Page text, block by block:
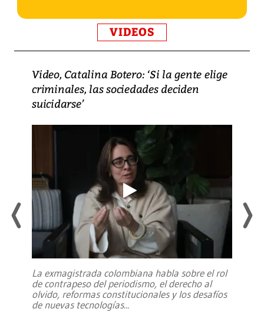
VIDEOS
Video, Catalina Botero: ‘Si la gente elige
criminales, las sociedades deciden
suicidarse’
La exmagistrada colombiana habla sobre el rol
de contrapeso del periodismo, el derecho al
olvido, reformas constitucionales y los desafíos
de nuevas tecnologías...